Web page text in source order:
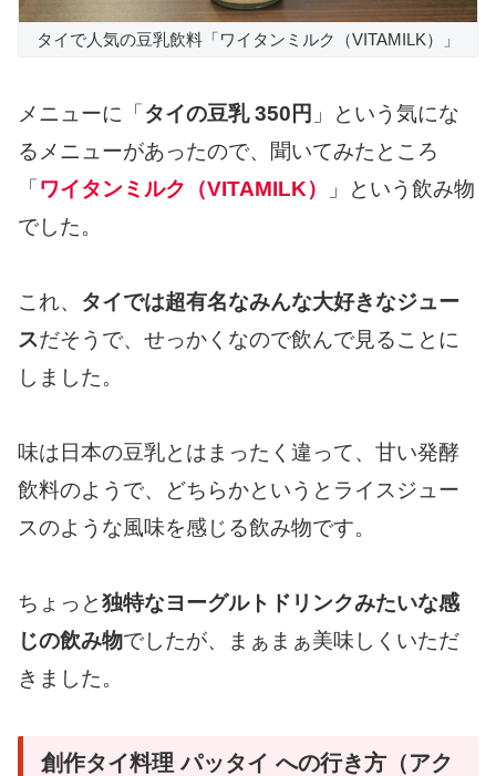
タイで人気の豆乳飲料「ワイタンミルク（VITAMILK）」
メニューに「 タイの豆乳 350円 」という気にな
るメニューがあったので、聞いてみたところ
「 ワイタンミルク（VITAMILK）
」という飲み物
でした。
これ、 タイでは超有名なみんな大好きなジュー
スだそうで、せっかくなので飲んで見ることに
しました。
味は日本の豆乳とはまったく違って、甘い発酵
飲料のようで、どちらかというとライスジュー
スのような風味を感じる飲み物です。
ちょっと独特なヨーグルトドリンクみたいな感
じの飲み物でしたが、まぁまぁ美味しくいただ
きました。
創作タイ料理 パッタイ への行き方（アク